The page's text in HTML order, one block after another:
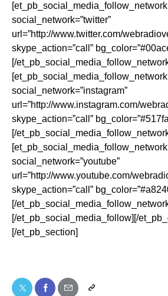
[et_pb_social_media_follow_network
social_network=”twitter”
url=”http://www.twitter.com/
skype_action=”call”
[/
[et_pb_social_media_follow_network
social_network=”instagram”
url=”http://www.instagram.com/
skype_action=”call”
[/
[et_pb_social_media_follow_network
social_network=”youtube”
url=”http://www.youtube.com/
skype_action=”call”
[/
[/et_pb_social_media_follow][/
[/et_pb_section]